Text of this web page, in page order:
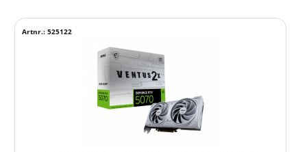
Artnr.: 525122